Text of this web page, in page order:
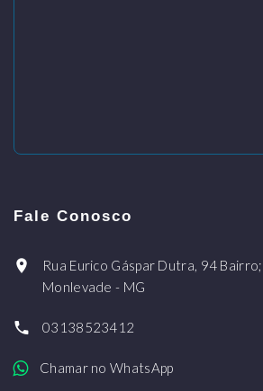
Fale Conosco
Rua Eurico Gáspar Dutra, 94
Monlevade - MG
03138523412
Chamar no WhatsApp